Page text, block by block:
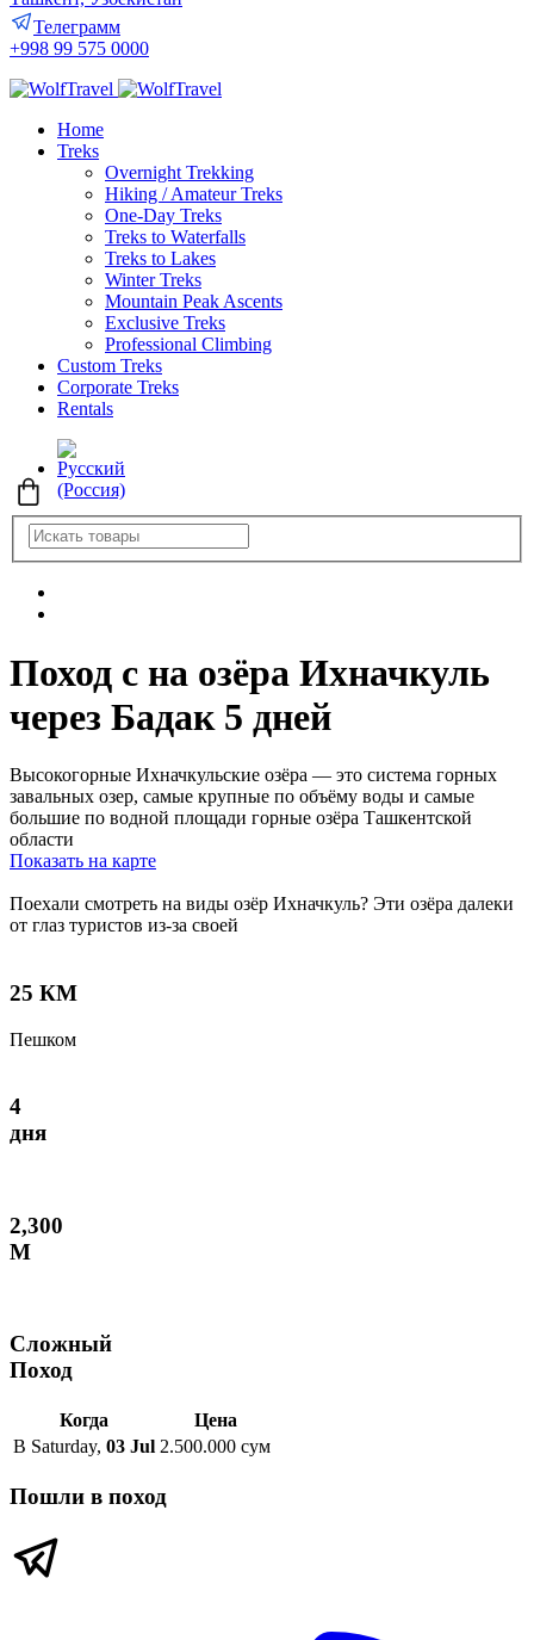
Телеграмм
+998 99 575 0000
Home
Treks
Overnight Trekking
Hiking / Amateur Treks
One-Day Treks
Treks to Waterfalls
Treks to Lakes
Winter Treks
Mountain Peak Ascents
Exclusive Treks
Professional Climbing
Custom Treks
Corporate Treks
Rentals
Поход с на озёра Ихначкуль
через Бадак 5 дней
Высокогорные Ихначкульские озёра — это система горных
завальных озер, самые крупные по объёму воды и самые
большие по водной площади горные озёра Ташкентской
области
Показать на карте
Поехали смотреть на виды озёр Ихначкуль? Эти озёра далеки
от глаз туристов из-за своей
25 КМ
Пешком
4
дня
2,300
М
Сложный
Поход
Когда
Цена
В Saturday, 03 Jul 2.500.000 сум
Пошли в поход